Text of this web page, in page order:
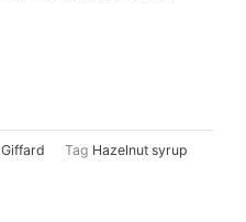
Tag Hazelnut syrup